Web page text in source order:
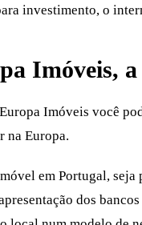
investimento, o
Imóveis, a
Imóveis você
na Europa.
em Portugal,
dos